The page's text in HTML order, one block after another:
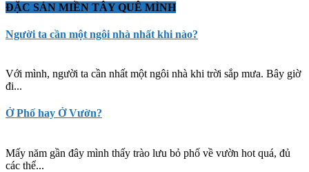
ĐẶC SẢN MIỀN TÂY QUÊ MÌNH
Người ta cần một ngôi nhà nhất khi nào?
Với mình, người ta cần nhất một ngôi nhà khi trời sắp mưa. Bây giờ
đi...
Ở Phố hay Ở Vườn?
Mấy năm gần đây mình thấy trào lưu bỏ phố về vườn hot quá, đủ
các thể...